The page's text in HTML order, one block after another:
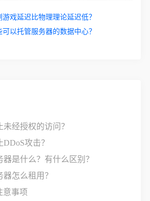
游戏延迟比物理理论延迟低？
以托管服务器的数据中心？
经授权的访问？
攻击？
是什么？有什么区别？
怎么租用？
意事项